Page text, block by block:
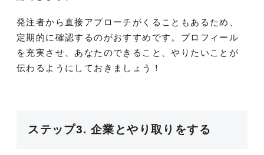
発注者から直接アプローチがくることもあるため、
定期的に確認するのがおすすめです。プロフィール
を充実させ、あなたのできること、やりたいことが
伝わるようにしておきましょう！
ステップ3. 企業とやり取りをする